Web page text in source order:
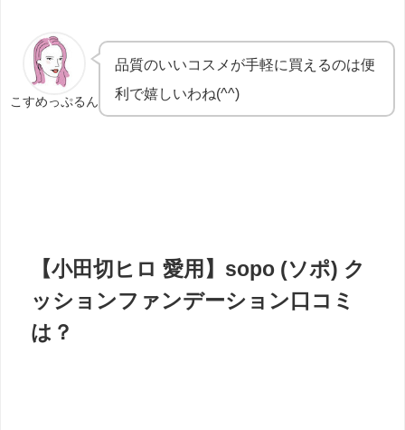
こすめっぷるん
品質のいいコスメが手軽に買えるのは便
利で嬉しいわね(^^)
【小田切ヒロ 愛用】sopo (ソポ) ク
ッションファンデーション口コミ
は？